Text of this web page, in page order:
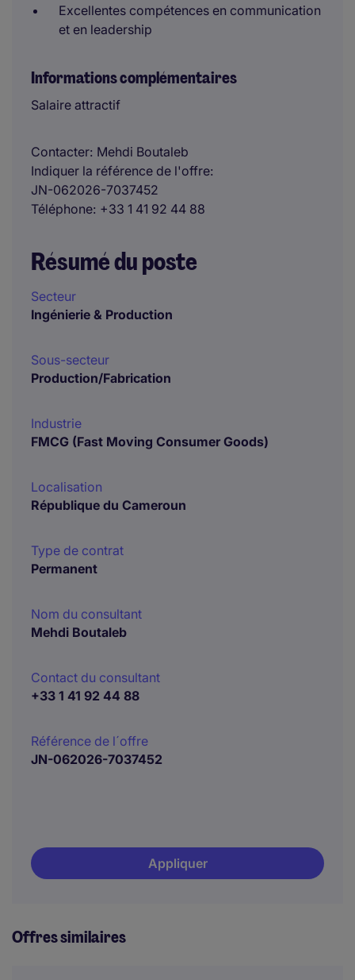
Excellentes compétences en communication
et en leadership
Informations complémentaires
Salaire attractif
Contacter Mehdi Boutaleb
Indiquer la référence de l'offre
JN-062026-7037452
Téléphone +33 1 41 92 44 88
Résumé du poste
Secteur
Ingénierie & Production
Sous-secteur
Production/Fabrication
Industrie
FMCG (Fast Moving Consumer Goods)
Localisation
République du Cameroun
Type de contrat
Permanent
Nom du consultant
Mehdi Boutaleb
Contact du consultant
+33 1 41 92 44 88
Référence de l´offre
JN-062026-7037452
Appliquer
Offres similaires